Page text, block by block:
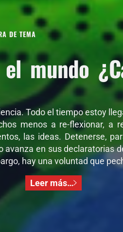
DE TEMA
el mundo
Todo el tiempo estoy
menos a re-flexionar, a
las ideas. Detenerse,
en sus declaratorias
hay una voluntad que
Leer más…